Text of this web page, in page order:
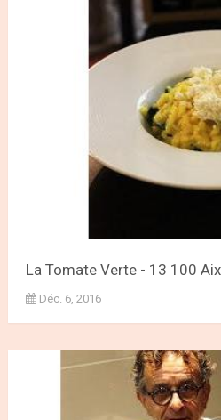
La Tomate Verte - 13 100
Déc. 6, 2016